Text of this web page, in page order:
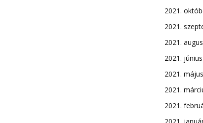
2021.
2021.
2021.
2021. június
2021. május
2021.
2021.